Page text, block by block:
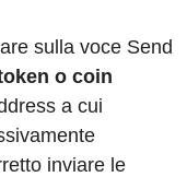
sulla voce Send
o coin
a cui
inviare le